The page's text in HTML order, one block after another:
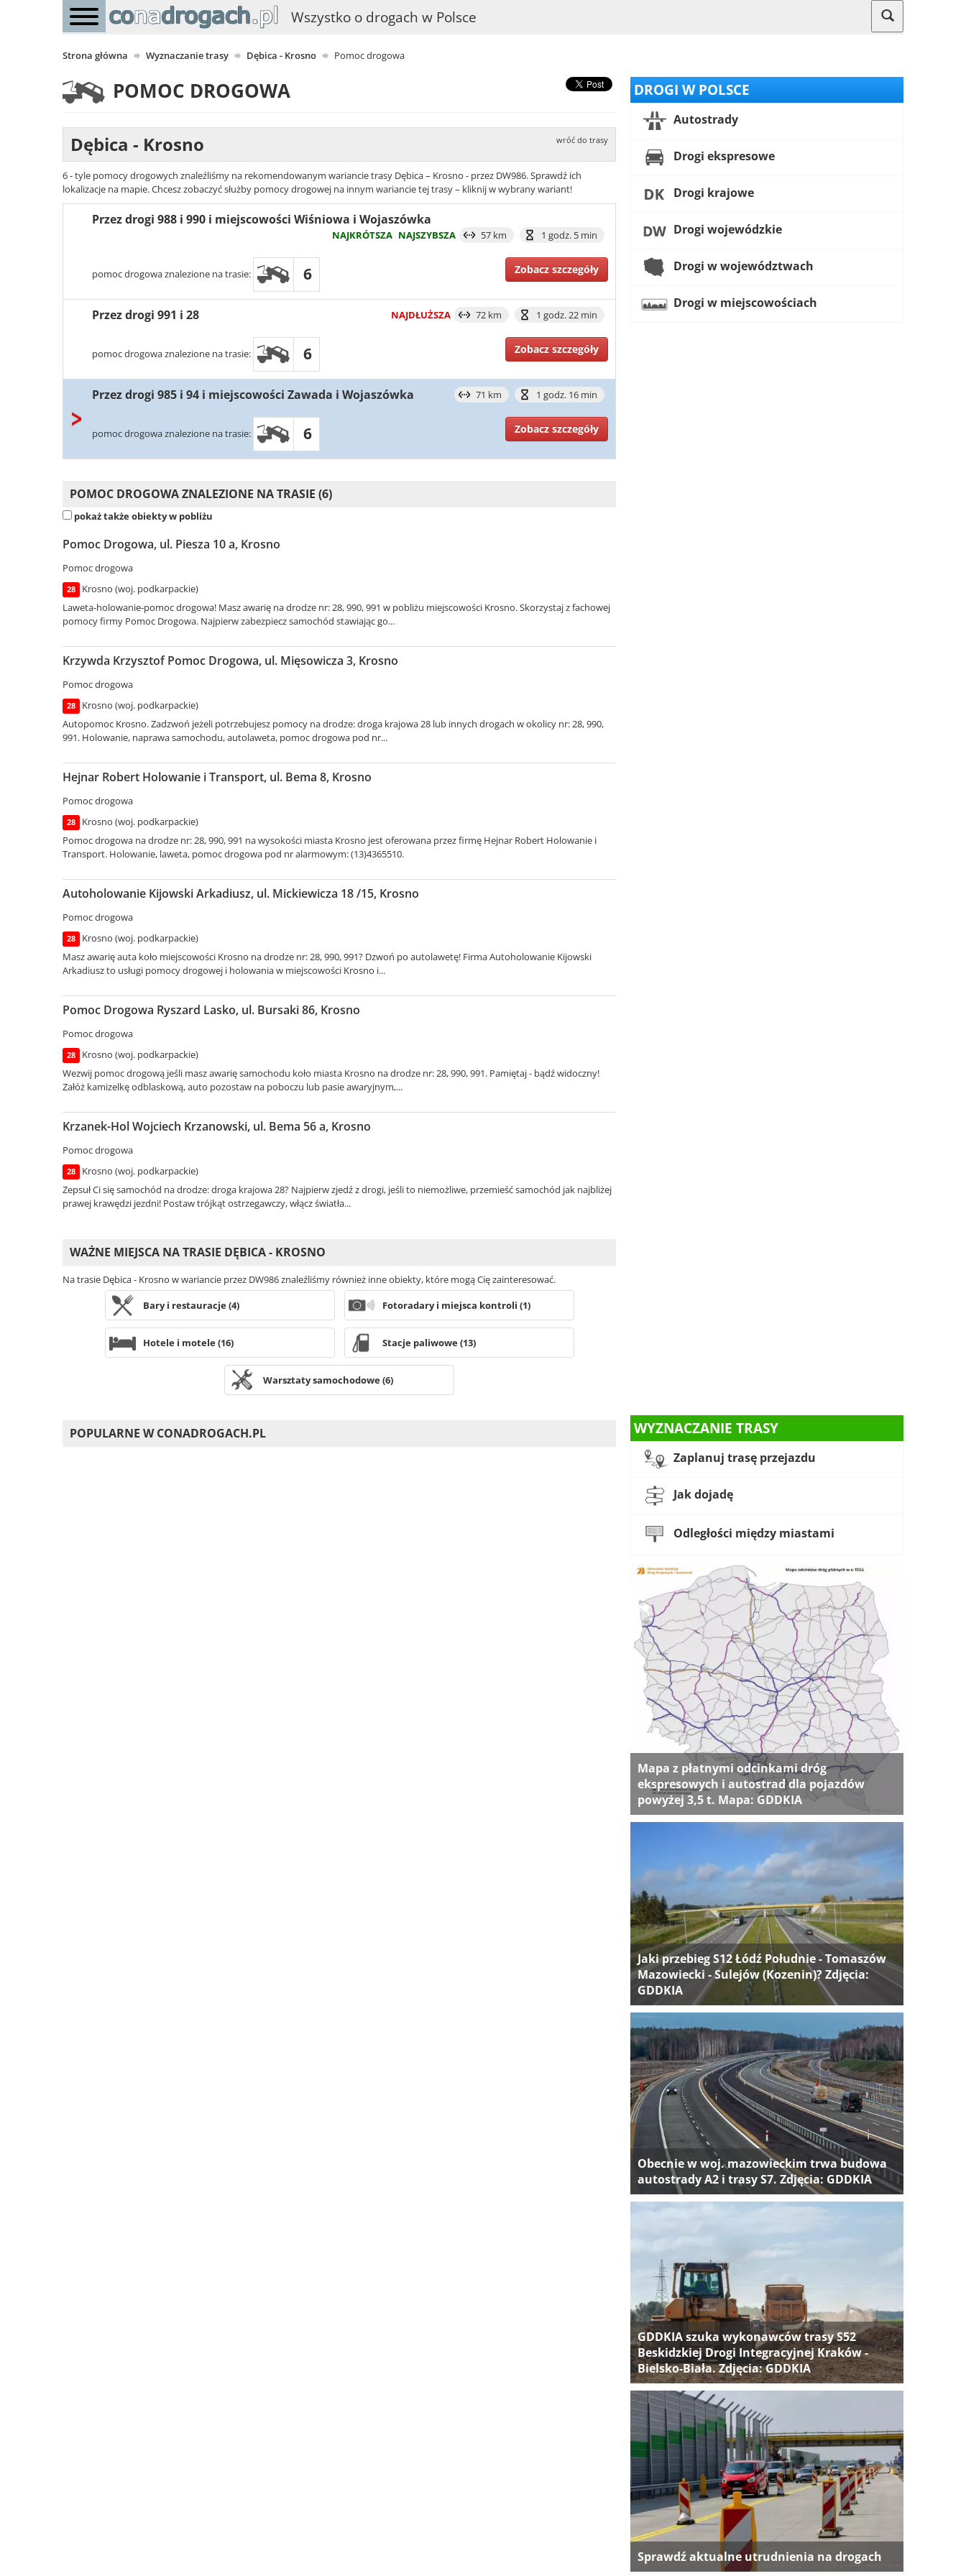
Wszystko o drogach w Polsce
Strona główna Wyznaczanie trasy Dębica - Krosno Pomoc drogowa
POMOC DROGOWA
Dębica - Krosno wróć do trasy
6 - tyle pomocy drogowych znaleźliśmy na rekomendowanym wariancie trasy Dębica – Krosno - przez DW986. Sprawdź ich
lokalizacje na mapie. Chcesz zobaczyć służby pomocy drogowej na innym wariancie tej trasy – kliknij w wybrany wariant!
Przez drogi 988 i 990 i miejscowości Wiśniowa i Wojaszówka
NAJKRÓTSZA NAJSZYBSZA 57 km 1 godz. 5 min
pomoc drogowa znalezione na trasie: 6 Zobacz szczegóły
Przez drogi 991 i 28 NAJDŁUŻSZA 72 km 1 godz. 22 min
pomoc drogowa znalezione na trasie: 6 Zobacz szczegóły
Przez drogi 985 i 94 i miejscowości Zawada i Wojaszówka 71 km 1 godz. 16 min
pomoc drogowa znalezione na trasie: 6 Zobacz szczegóły
POMOC DROGOWA ZNALEZIONE NA TRASIE (6)
pokaż także obiekty w pobliżu
Pomoc Drogowa, ul. Piesza 10 a, Krosno
Pomoc drogowa
28
Krosno (woj. podkarpackie)
Laweta-holowanie-pomoc drogowa! Masz awarię na drodze nr: 28, 990, 991 w pobliżu miejscowości Krosno. Skorzystaj z fachowej
pomocy firmy Pomoc Drogowa. Najpierw zabezpiecz samochód stawiając go...
Krzywda Krzysztof Pomoc Drogowa, ul. Mięsowicza 3, Krosno
Pomoc drogowa
28
Krosno (woj. podkarpackie)
Autopomoc Krosno. Zadzwoń jeżeli potrzebujesz pomocy na drodze: droga krajowa 28 lub innych drogach w okolicy nr: 28, 990,
991. Holowanie, naprawa samochodu, autolaweta, pomoc drogowa pod nr...
Hejnar Robert Holowanie i Transport, ul. Bema 8, Krosno
Pomoc drogowa
28
Krosno (woj. podkarpackie)
Pomoc drogowa na drodze nr: 28, 990, 991 na wysokości miasta Krosno jest oferowana przez firmę Hejnar Robert Holowanie i
Transport. Holowanie, laweta, pomoc drogowa pod nr alarmowym: (13)4365510.
Autoholowanie Kijowski Arkadiusz, ul. Mickiewicza 18 /15, Krosno
Pomoc drogowa
28
Krosno (woj. podkarpackie)
Masz awarię auta koło miejscowości Krosno na drodze nr: 28, 990, 991? Dzwoń po autolawetę! Firma Autoholowanie Kijowski
Arkadiusz to usługi pomocy drogowej i holowania w miejscowości Krosno i...
Pomoc Drogowa Ryszard Lasko, ul. Bursaki 86, Krosno
Pomoc drogowa
28
Krosno (woj. podkarpackie)
Wezwij pomoc drogową jeśli masz awarię samochodu koło miasta Krosno na drodze nr: 28, 990, 991. Pamiętaj - bądź widoczny!
Załóż kamizelkę odblaskową, auto pozostaw na poboczu lub pasie awaryjnym,...
Krzanek-Hol Wojciech Krzanowski, ul. Bema 56 a, Krosno
Pomoc drogowa
28
Krosno (woj. podkarpackie)
Zepsuł Ci się samochód na drodze: droga krajowa 28? Najpierw zjedź z drogi, jeśli to niemożliwe, przemieść samochód jak najbliżej
prawej krawędzi jezdni! Postaw trójkąt ostrzegawczy, włącz światła...
WAŻNE MIEJSCA NA TRASIE DĘBICA - KROSNO
Na trasie Dębica - Krosno w wariancie przez DW986 znaleźliśmy również inne obiekty, które mogą Cię zainteresować.
Bary i restauracje (4)
Fotoradary i miejsca kontroli (1)
Hotele i motele (16) Stacje paliwowe (13)
Warsztaty samochodowe (6)
POPULARNE W CONADROGACH.PL
DROGI W POLSCE
Autostrady
Drogi ekspresowe
Drogi krajowe
Drogi wojewódzkie
Drogi w województwach
Drogi w miejscowościach
WYZNACZANIE TRASY
Zaplanuj trasę przejazdu
Jak dojadę
Odległości między miastami
Mapa z płatnymi odcinkami dróg
ekspresowych i autostrad dla pojazdów
powyżej 3,5 t. Mapa: GDDKIA
Jaki przebieg S12 Łódź Południe - Tomaszów
Mazowiecki - Sulejów (Kozenin)? Zdjęcia:
GDDKIA
Obecnie w woj. mazowieckim trwa budowa
autostrady A2 i trasy S7. Zdjęcia: GDDKIA
GDDKIA szuka wykonawców trasy S52
Beskidzkiej Drogi Integracyjnej Kraków -
Bielsko-Biała. Zdjęcia: GDDKIA
Sprawdź aktualne utrudnienia na drogach